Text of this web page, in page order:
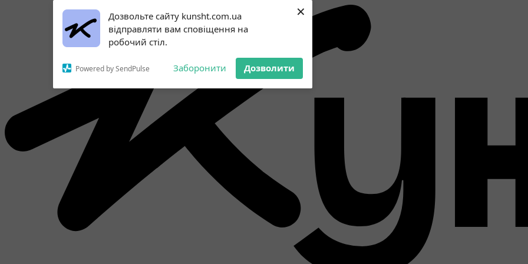
Дозвольте сайту kunsht.com.ua
відправляти вам сповіщення на
робочий стіл.
Powered by SendPulse Заборонити Дозволити
×
Subscribe to our
notifications!
To enable permission prompts, click
on the notification icon